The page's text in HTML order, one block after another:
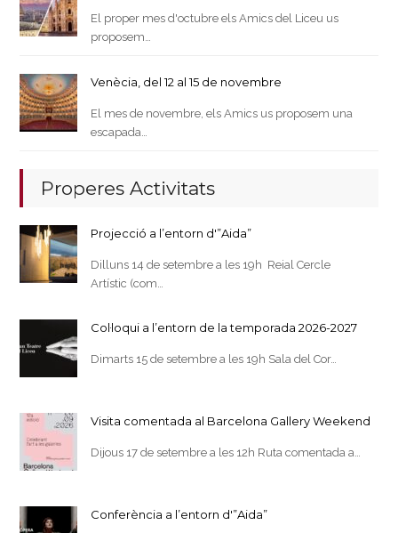
El proper mes d'octubre els Amics del Liceu us
proposem…
Venècia, del 12 al 15 de novembre
El mes de novembre, els Amics us proposem una
escapada…
Properes Activitats
Projecció a l’entorn d'”Aida”
Dilluns 14 de setembre a les 19h Reial Cercle
Artístic (com…
Col·loqui a l’entorn de la temporada 2026-2027
Dimarts 15 de setembre a les 19h Sala del Cor…
Visita comentada al Barcelona Gallery Weekend
Dijous 17 de setembre a les 12h Ruta comentada a…
Conferència a l’entorn d'”Aida”